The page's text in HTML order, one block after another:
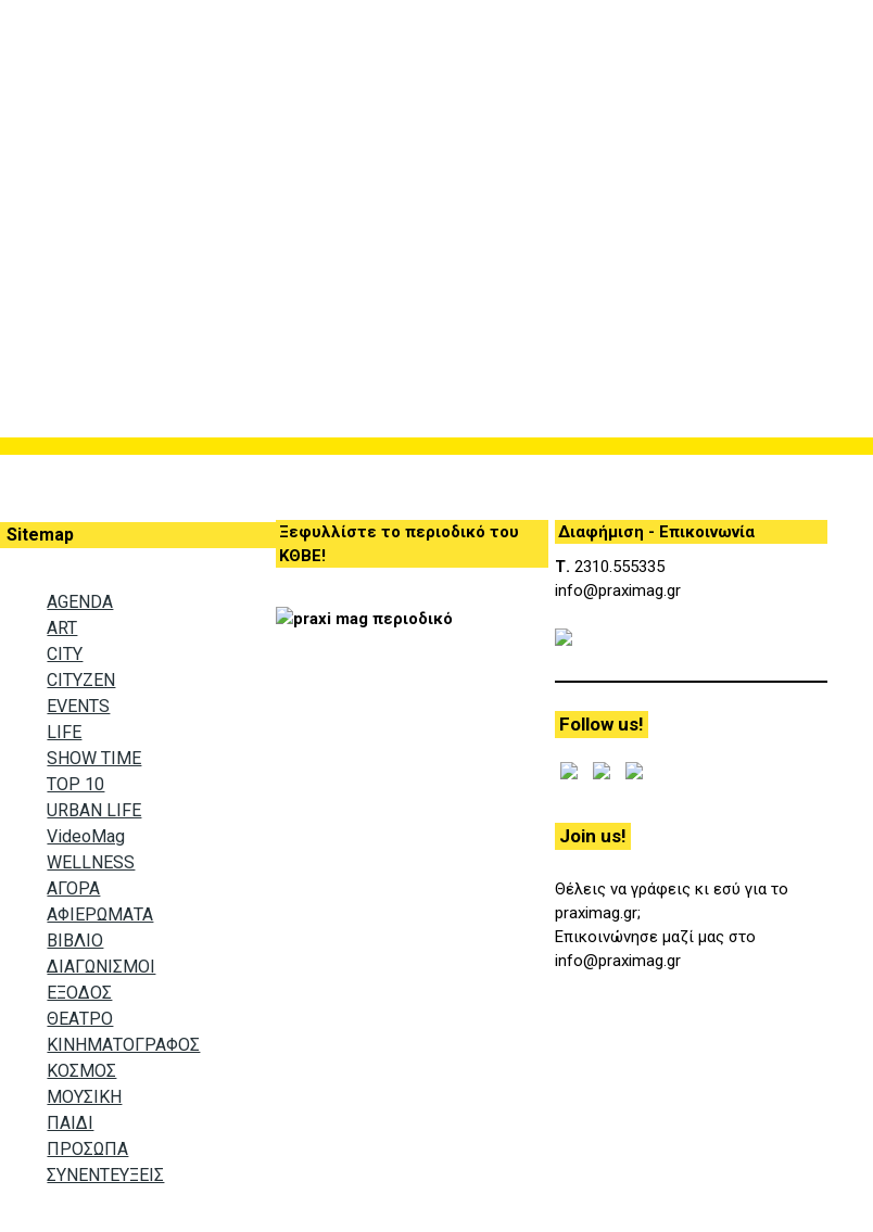
Sitemap
AGENDA
ART
CITY
CITYZEN
EVENTS
LIFE
SHOW TIME
TOP 10
URBAN LIFE
VideoMag
WELLNESS
ΑΓΟΡΑ
ΑΦΙΕΡΩΜΑΤΑ
ΒΙΒΛΙΟ
ΔΙΑΓΩΝΙΣΜΟΙ
ΕΞΟΔΟΣ
ΘΕΑΤΡΟ
ΚΙΝΗΜΑΤΟΓΡΑΦΟΣ
ΚΟΣΜΟΣ
ΜΟΥΣΙΚΗ
ΠΑΙΔΙ
ΠΡΟΣΩΠΑ
ΣΥΝΕΝΤΕΥΞΕΙΣ
Ξεφυλλίστε το περιοδικό του
ΚΘΒΕ!
Διαφήμιση - Επικοινωνία
Τ. 2310.555335
info@praximag.gr
Follow us!
Join us!
Θέλεις να γράφεις κι εσύ για το
praximag.gr;
Επικοινώνησε μαζί μας στο
info@praximag.gr